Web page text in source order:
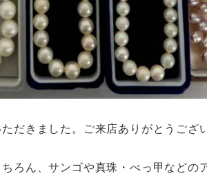
だきました。ご来店ありがとうござ
ろん、サンゴや真珠・べっ甲などの